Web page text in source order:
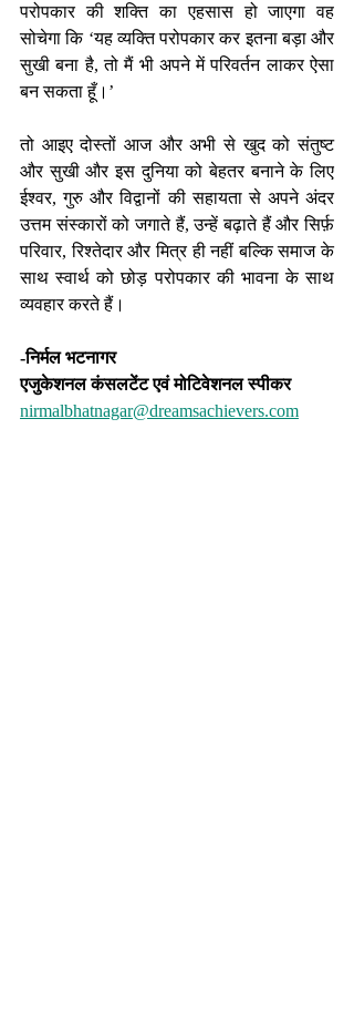
परोपकार की शक्ति का एहसास हो जाएगा वह
सोचेगा कि ‘यह व्यक्ति परोपकार कर इतना बड़ा और
सुखी बना है, तो मैं भी अपने में परिवर्तन लाकर ऐसा
बन सकता हूँ।’
तो आइए दोस्तों आज और अभी से खुद को संतुष्ट
और सुखी और इस दुनिया को बेहतर बनाने के लिए
ईश्वर, गुरु और विद्वानों की सहायता से अपने अंदर
उत्तम संस्कारों को जगाते हैं, उन्हें बढ़ाते हैं और सिर्फ़
परिवार, रिश्तेदार और मित्र ही नहीं बल्कि समाज के
साथ स्वार्थ को छोड़ परोपकार की भावना के साथ
व्यवहार करते हैं।
-निर्मल भटनागर
एजुकेशनल कंसलटेंट एवं मोटिवेशनल स्पीकर
nirmalbhatnagar@dreamsachievers.com